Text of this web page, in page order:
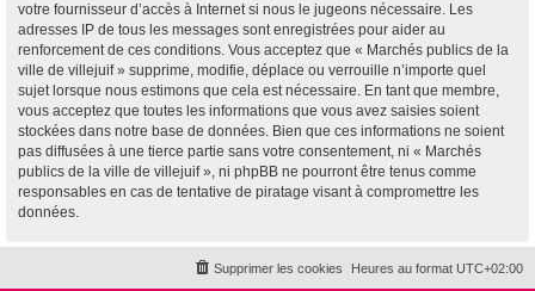
votre fournisseur d’accès à Internet si nous le jugeons nécessaire. Les
adresses IP de tous les messages sont enregistrées pour aider au
renforcement de ces conditions. Vous acceptez que « Marchés publics de la
ville de villejuif » supprime, modifie, déplace ou verrouille n’importe quel
sujet lorsque nous estimons que cela est nécessaire. En tant que membre,
vous acceptez que toutes les informations que vous avez saisies soient
stockées dans notre base de données. Bien que ces informations ne soient
pas diffusées à une tierce partie sans votre consentement, ni « Marchés
publics de la ville de villejuif », ni phpBB ne pourront être tenus comme
responsables en cas de tentative de piratage visant à compromettre les
données.
Heures au format UTC+02:00
Supprimer les cookies